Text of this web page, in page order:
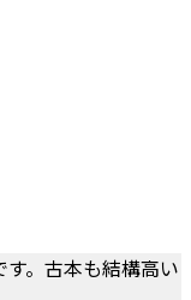
。古本も結構高い